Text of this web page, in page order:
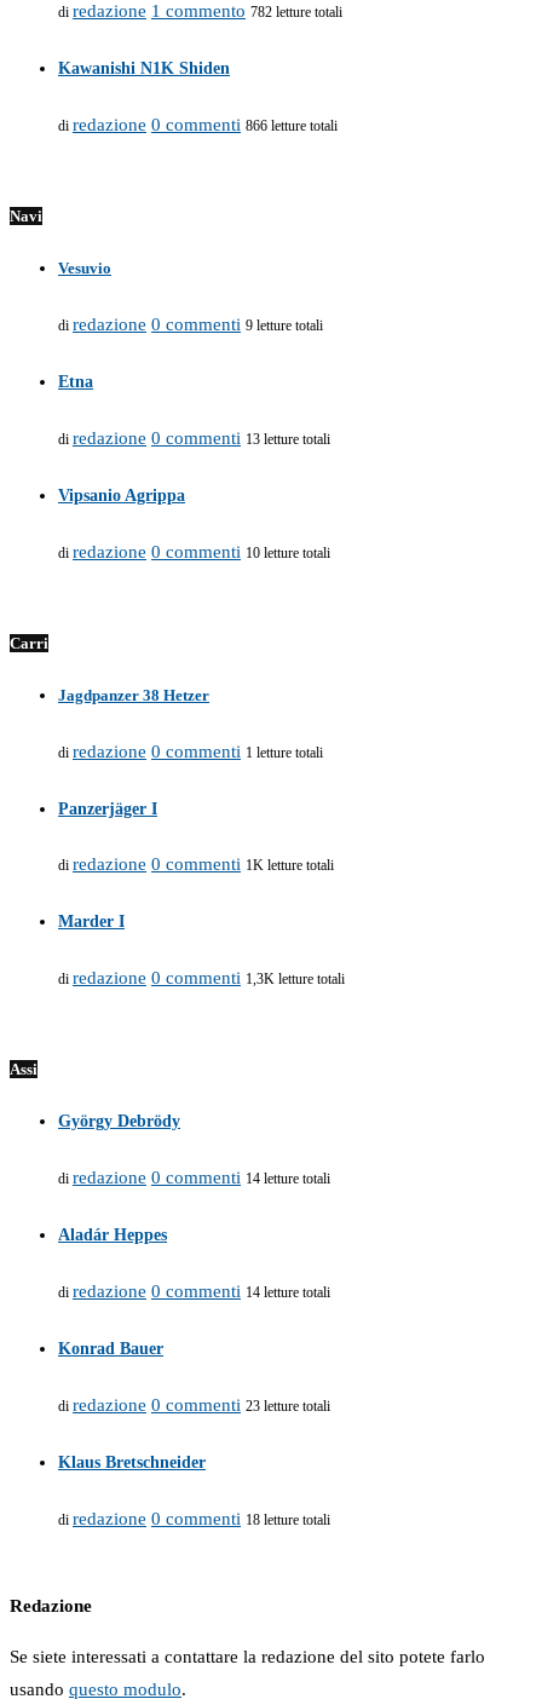
di redazione 1 commento 782 letture totali
Kawanishi N1K Shiden
di redazione 0 commenti 866 letture totali
Navi
Vesuvio
di redazione 0 commenti 9 letture totali
Etna
di redazione 0 commenti 13 letture totali
Vipsanio Agrippa
di redazione 0 commenti 10 letture totali
Carri
Jagdpanzer 38 Hetzer
di redazione 0 commenti 1 letture totali
Panzerjäger I
di redazione 0 commenti 1K letture totali
Marder I
di redazione 0 commenti 1,3K letture totali
Assi
György Debrödy
di redazione 0 commenti 14 letture totali
Aladár Heppes
di redazione 0 commenti 14 letture totali
Konrad Bauer
di redazione 0 commenti 23 letture totali
Klaus Bretschneider
di redazione 0 commenti 18 letture totali
Redazione
Se siete interessati a contattare la redazione del sito potete farlo
usando questo modulo.